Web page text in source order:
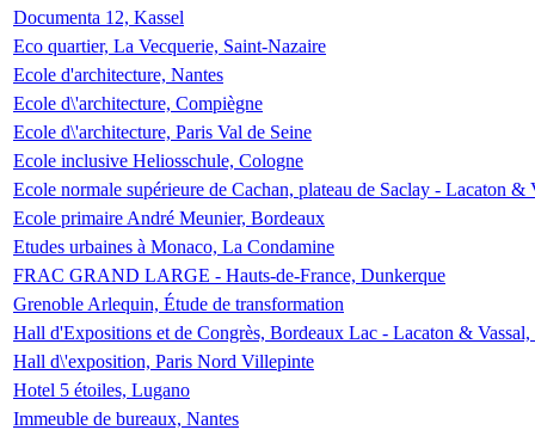
Documenta 12, Kassel
Eco quartier, La Vecquerie, Saint-Nazaire
Ecole d'architecture, Nantes
Ecole d\'architecture, Compiègne
Ecole d\'architecture, Paris Val de Seine
Ecole inclusive Heliosschule, Cologne
Ecole normale supérieure de Cachan, plateau de Saclay - Lacaton &
Ecole primaire André Meunier, Bordeaux
Etudes urbaines à Monaco, La Condamine
FRAC GRAND LARGE - Hauts-de-France, Dunkerque
Grenoble Arlequin, Étude de transformation
Hall d'Expositions et de Congrès, Bordeaux Lac - Lacaton &
Hall d\'exposition, Paris Nord Villepinte
Hotel 5 étoiles, Lugano
Immeuble de bureaux, Nantes